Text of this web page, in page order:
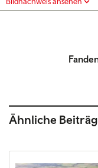
Ähnliche